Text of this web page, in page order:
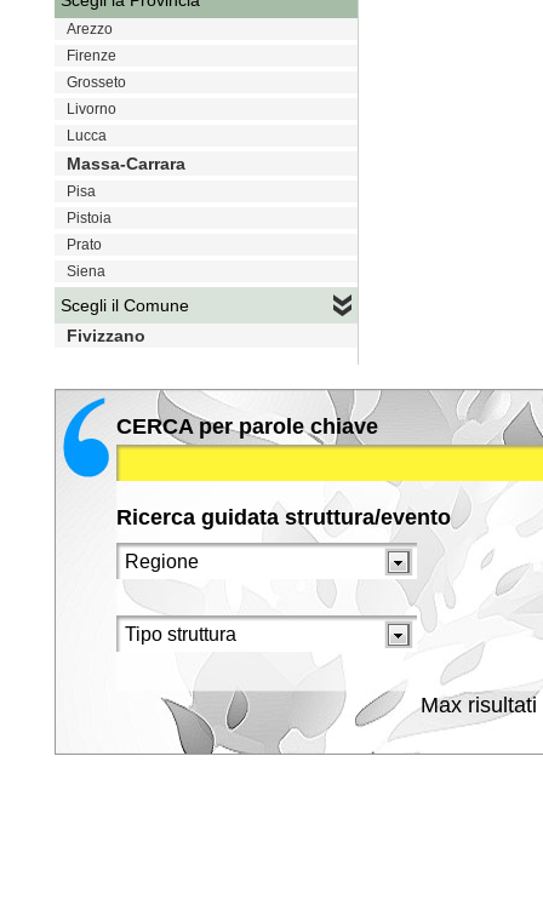
Arezzo
Firenze
Grosseto
Livorno
Lucca
Massa-Carrara
Pisa
Pistoia
Prato
Siena
Scegli il Comune
Fivizzano
CERCA per parole chiave
Ricerca guidata struttura/evento
Max risultati